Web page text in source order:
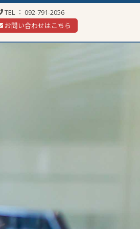
TEL ： 092-791-2056
お問い合わせはこちら